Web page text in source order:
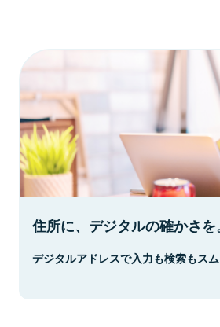
住所に、デジタルの確かさを
デジタルアドレスで入力も検索もスム